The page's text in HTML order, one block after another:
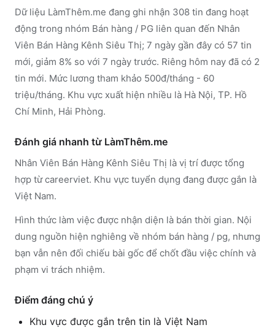
Dữ liệu LàmThêm.me đang ghi nhận 308 tin đang hoạt
động trong nhóm Bán hàng / PG liên quan đến Nhân
Viên Bán Hàng Kênh Siêu Thị; 7 ngày gần đây có 57 tin
mới, giảm 8% so với 7 ngày trước. Riêng hôm nay đã có 2
tin mới. Mức lương tham khảo 500đ/tháng - 60
triệu/tháng. Khu vực xuất hiện nhiều là Hà Nội, TP. Hồ
Chí Minh, Hải Phòng.
Đánh giá nhanh từ LàmThêm.me
Nhân Viên Bán Hàng Kênh Siêu Thị là vị trí được tổng
hợp từ careerviet. Khu vực tuyển dụng đang được gắn là
Việt Nam.
Hình thức làm việc được nhận diện là bán thời gian. Nội
dung nguồn hiện nghiêng về nhóm bán hàng / pg, nhưng
bạn vẫn nên đối chiếu bài gốc để chốt đầu việc chính và
phạm vi trách nhiệm.
Điểm đáng chú ý
Khu vực được gắn trên tin là Việt Nam